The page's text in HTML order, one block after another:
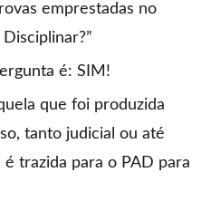
emprestadas no
é: SIM!
que foi produzida
tanto judicial ou até
trazida para o PAD para